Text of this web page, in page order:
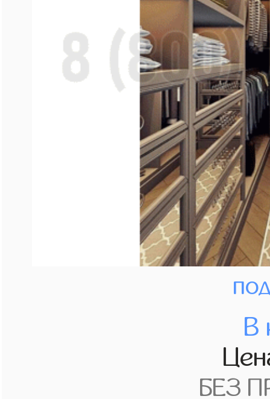
В
БЕЗ